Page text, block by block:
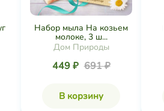
Набор мыла На козьем
молоке, 3 ш...
Дом Природы
449 ₽ 691 ₽
В корзину